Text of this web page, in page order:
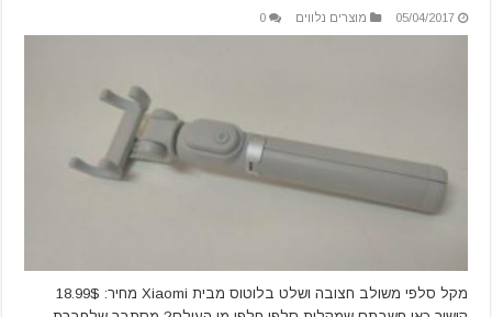
05/04/2017 מוצרים נלווים 0
מקל סלפי משולב חצובה ושלט בלוטוס מבית Xiaomi מחיר: 18.99$